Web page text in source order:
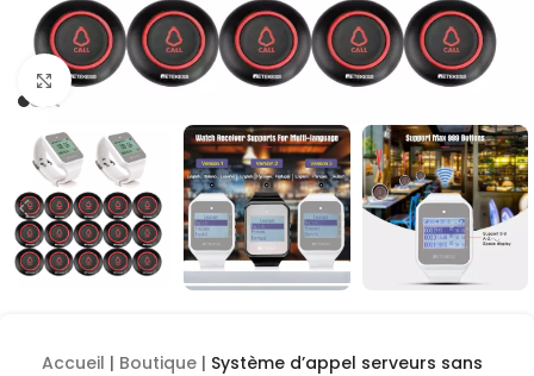
Cliquez pour agrandir
Accueil | Boutique | Système d’appel serveurs sans